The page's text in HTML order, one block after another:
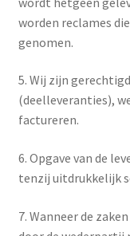
worden reclames
genomen.
5. Wij zijn
(deelleveranties),
factureren.
6. Opgave van de
tenzij uitdrukkelijk
7. Wanneer de